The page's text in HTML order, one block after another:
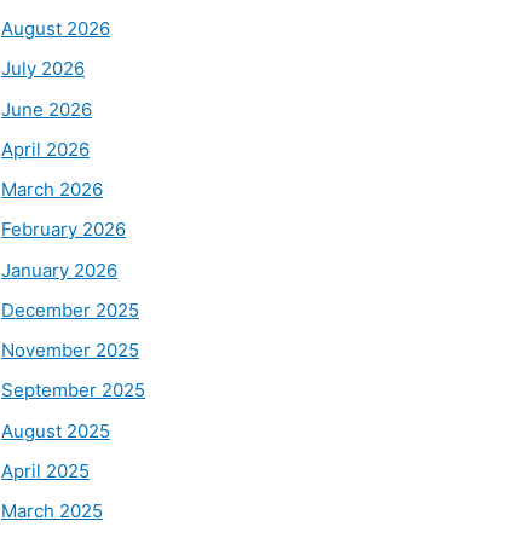
August 2026
July 2026
June 2026
April 2026
March 2026
February 2026
January 2026
December 2025
November 2025
September 2025
August 2025
April 2025
March 2025